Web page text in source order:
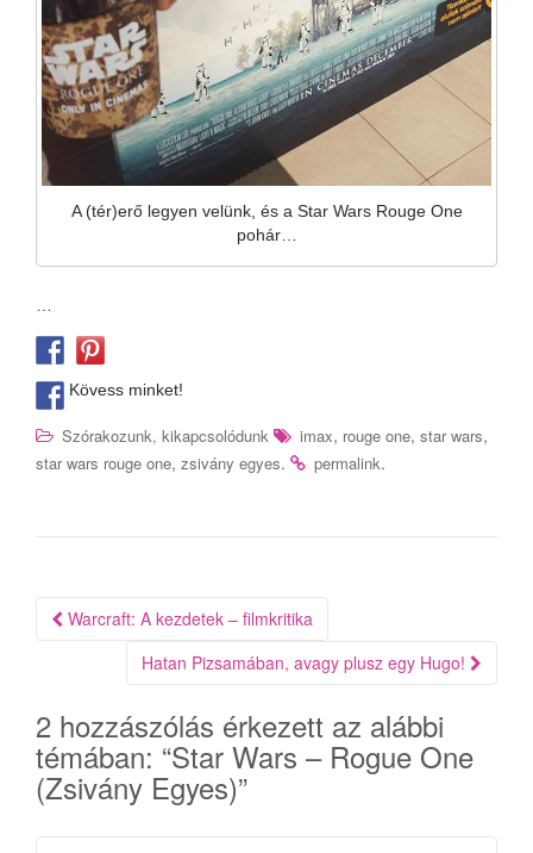
A (tér)erő legyen velünk, és a Star Wars Rouge One
pohár…
Kövess minket!
Szórakozunk, kikapcsolódunk imax, rouge one, star wars,
star wars rouge one, zsivány egyes. permalink.
Bejegyzés
navigáció
Warcraft: A kezdetek – filmkritika
Hatan Pizsamában, avagy plusz egy Hugo!
2 hozzászólás érkezett az alábbi
témában: “Star Wars – Rogue One
(Zsivány Egyes)”